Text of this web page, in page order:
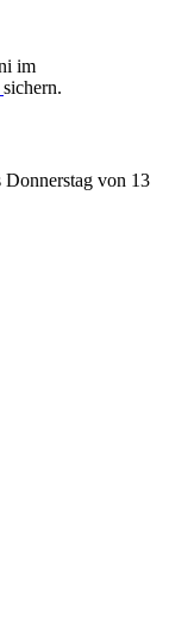
im
sichern.
von 13